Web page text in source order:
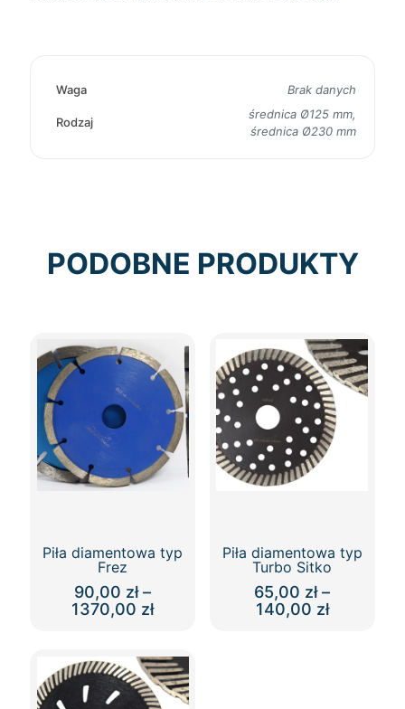
Waga Brak danych
Rodzaj
średnica Ø125 mm,
średnica Ø230 mm
PODOBNE PRODUKTY
Piła diamentowa typ
Frez
90,00 zł –
1370,00 złZakres
90,00 zł
do
1370,00 zł
ma
wiele
wariantów.
Piła diamentowa typ
Turbo Sitko
65,00 zł –
140,00 złZakres